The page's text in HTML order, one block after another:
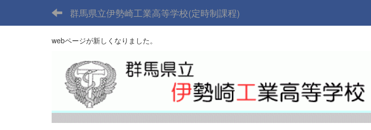
群馬県立伊勢崎工業高等学校(定時制課程)
webページが新しくなりました。